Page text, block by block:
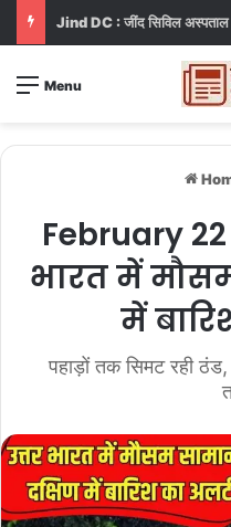
Menu
February
भारत में
में
पहाड़ों तक सिमट रही